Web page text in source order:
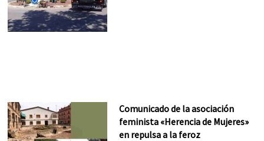
Comunicado de la asociación
feminista «Herencia de Mujeres»
en repulsa a la feroz